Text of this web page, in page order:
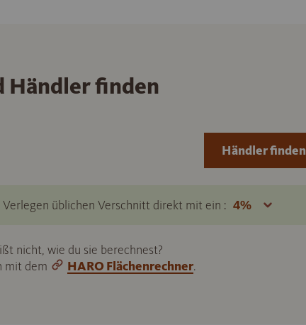
Händler finden
üblichen Verschnitt direkt mit ein :
nicht, wie du sie berechnest?
mit dem
HARO Flächenrechner.
Händler finden